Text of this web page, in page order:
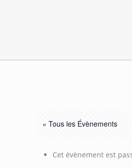
« Tous les Évènements
Cet évènement est